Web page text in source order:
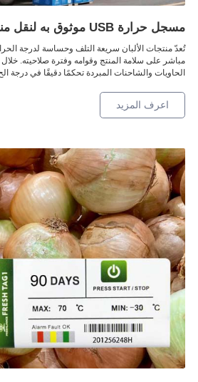
مسجل حرارة USB موثوق به لنقل منتجات الألبان المبردة
تُعدّ منتجات الألبان سريعة التلف وحساسة لدرجة
مباشر على سلامة المنتج وقوامه وفترة صلاحيته.
الحاويات والشاحنات المبردة تحكمًا دقيقًا في درجة
اعرف المزيد